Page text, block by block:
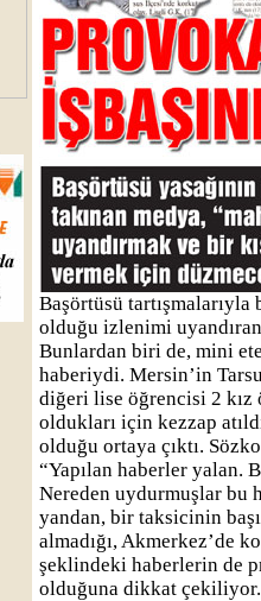
Başörtüsü
olduğu izlenimi
Bunlardan biri de, mini
haberiydi. Mersin’in
diğeri lise öğrencisi 2
oldukları için kezzap
olduğu ortaya çıktı.
“Yapılan haberler yalan.
Nereden uydurmuşlar bu
yandan, bir taksicinin
almadığı, Akmerkez’de
şeklindeki haberlerin de
olduğuna dikkat çekiliyor.